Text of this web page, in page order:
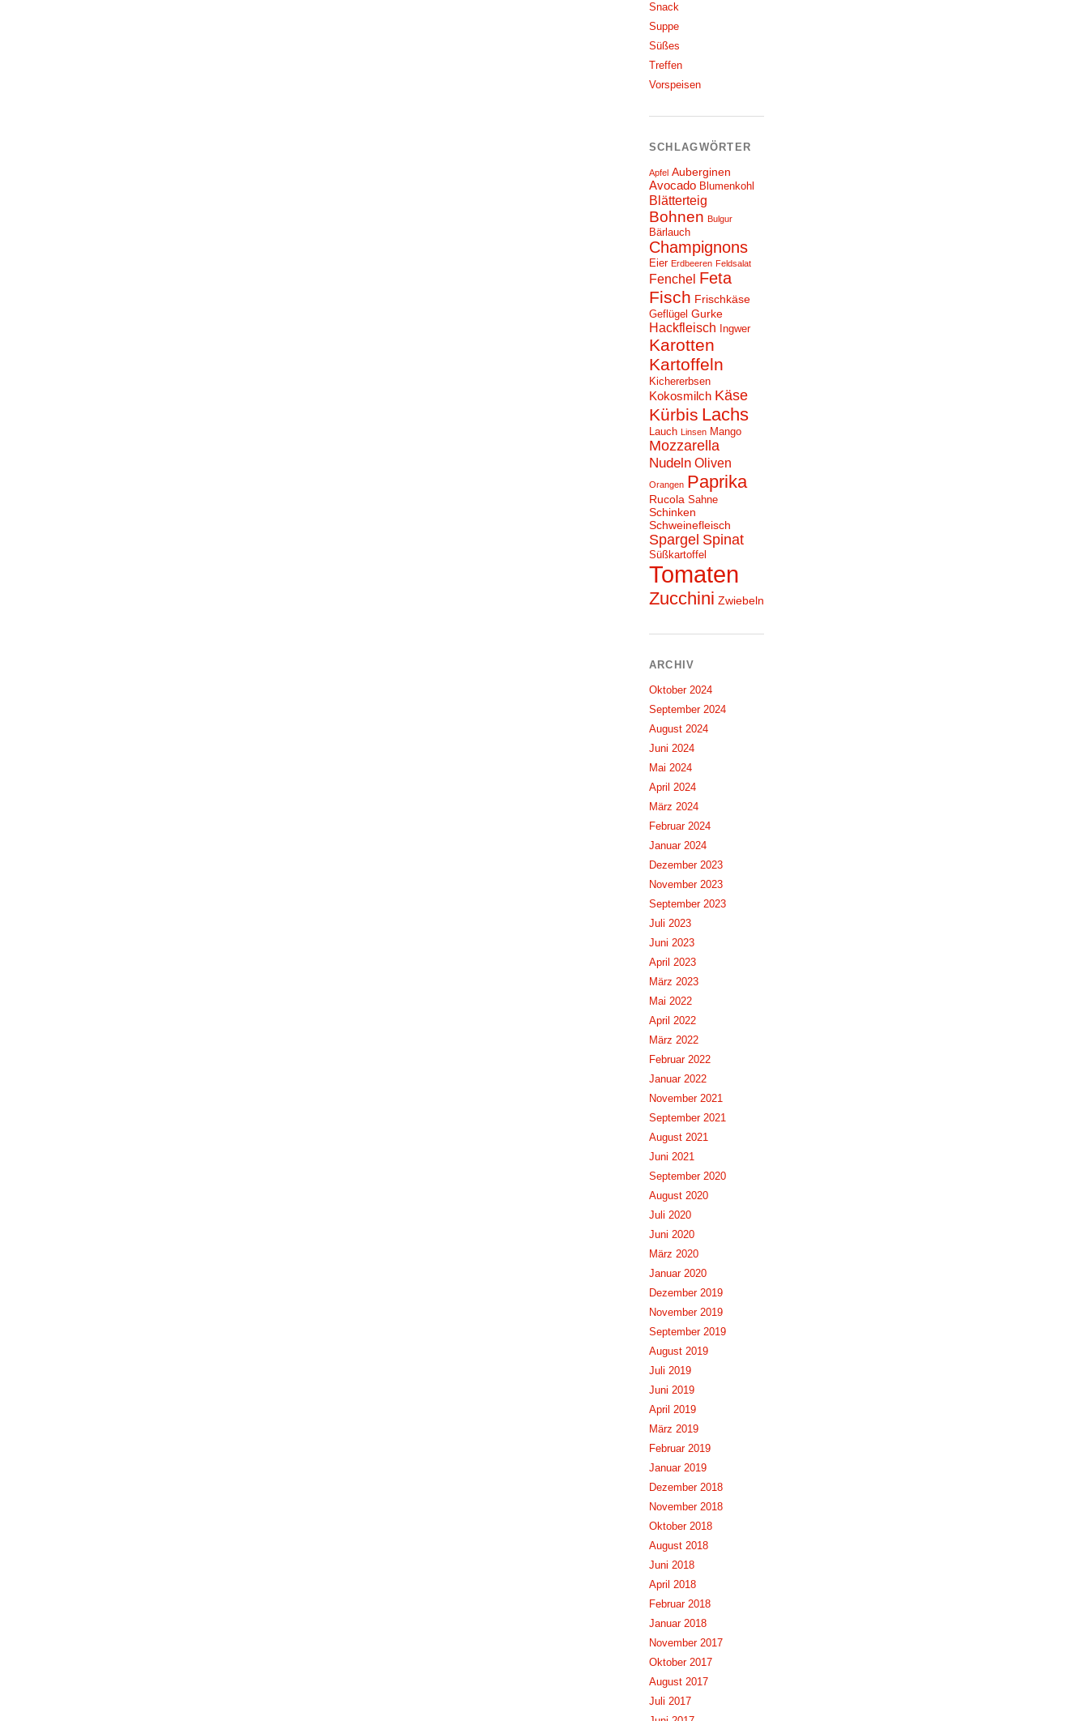
Snack
Suppe
Süßes
Treffen
Vorspeisen
SCHLAGWÖRTER
Apfel Auberginen
Avocado Blumenkohl
Blätterteig
Bohnen Bulgur
Bärlauch
Champignons
Eier Erdbeeren Feldsalat
Fenchel Feta
Fisch Frischkäse
Geflügel Gurke
Hackfleisch Ingwer
Karotten
Kartoffeln
Kichererbsen
Kokosmilch Käse
Kürbis Lachs
Lauch Linsen Mango
Mozzarella
Nudeln Oliven
Orangen Paprika
Rucola Sahne
Schinken
Schweinefleisch
Spargel Spinat
Süßkartoffel
Tomaten
Zucchini Zwiebeln
ARCHIV
Oktober 2024
September 2024
August 2024
Juni 2024
Mai 2024
April 2024
März 2024
Februar 2024
Januar 2024
Dezember 2023
November 2023
September 2023
Juli 2023
Juni 2023
April 2023
März 2023
Mai 2022
April 2022
März 2022
Februar 2022
Januar 2022
November 2021
September 2021
August 2021
Juni 2021
September 2020
August 2020
Juli 2020
Juni 2020
März 2020
Januar 2020
Dezember 2019
November 2019
September 2019
August 2019
Juli 2019
Juni 2019
April 2019
März 2019
Februar 2019
Januar 2019
Dezember 2018
November 2018
Oktober 2018
August 2018
Juni 2018
April 2018
Februar 2018
Januar 2018
November 2017
Oktober 2017
August 2017
Juli 2017